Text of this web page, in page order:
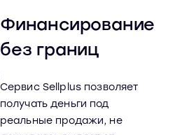
Финансирование
без границ
Сервис Sellplus позволяет
получать деньги под
реальные продажи, не